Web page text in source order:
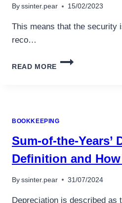
By ssinter.pear 15/02/2023
This means that the security
reco…
READ MORE
BEARER
IT
BOOKKEEPING
Sum-of-the-Years’
Definition and
By ssinter.pear 31/07/2024
Depreciation is described as